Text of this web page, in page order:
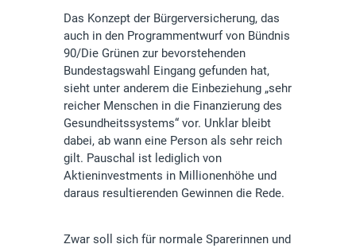
Das Konzept der Bürgerversicherung, das
auch in den Programmentwurf von Bündnis
90/Die Grünen zur bevorstehenden
Bundestagswahl Eingang gefunden hat,
sieht unter anderem die Einbeziehung „sehr
reicher Menschen in die Finanzierung des
Gesundheitssystems“ vor. Unklar bleibt
dabei, ab wann eine Person als sehr reich
gilt. Pauschal ist lediglich von
Aktieninvestments in Millionenhöhe und
daraus resultierenden Gewinnen die Rede.
Zwar soll sich für normale Sparerinnen und